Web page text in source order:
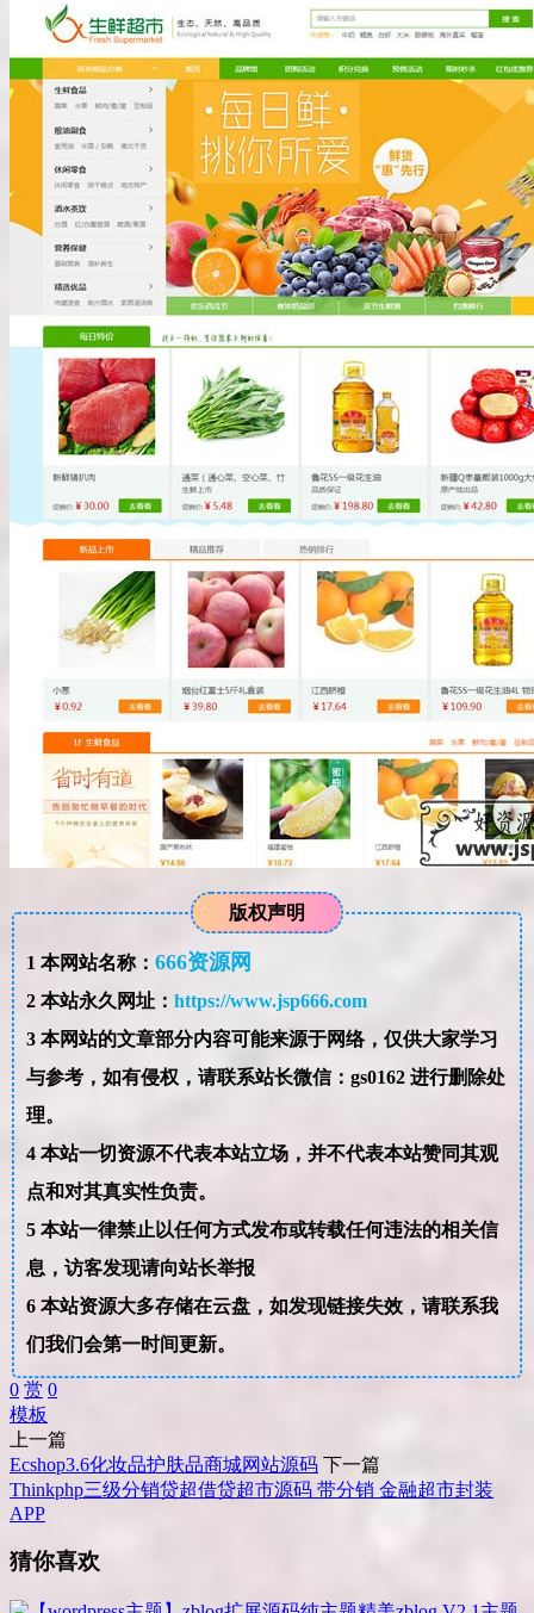
版权声明
1 本网站名称： 666资源网
2本站永久网址： https://www.jsp666.com
3本网站的文章部分内容可能来源于网络，仅供大家学习
与参考，如有侵权，请联系站长微信：gs0162 进行删除处
理。
4本站一切资源不代表本站立场，并不代表本站赞同其观
点和对其真实性负责。
5本站一律禁止以任何方式发布或转载任何违法的相关信
息，访客发现请向站长举报
6本站资源大多存储在云盘，如发现链接失效，请联系我
们我们会第一时间更新。
0 赏 0
模板
上一篇
Ecshop3.6化妆品护肤品商城网站源码 下一篇
Thinkphp三级分销贷超借贷超市源码 带分销 金融超市封装
APP
猜你喜欢